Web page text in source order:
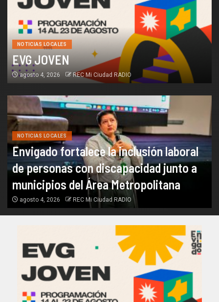
NOTICIAS LOCALES
EVG JOVEN
agosto 4, 2026 REC Mi Ciudad RADIO
NOTICIAS LOCALES
Envigado fortalece la inclusión laboral
de personas con discapacidad junto a
municipios del Área Metropolitana
agosto 4, 2026 REC Mi Ciudad RADIO